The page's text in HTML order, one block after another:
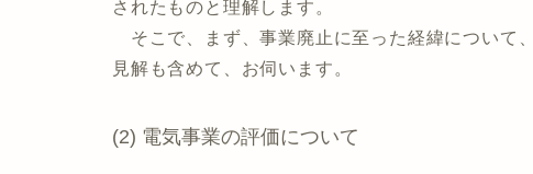
されたものと理解します。
そこで、まず、事業廃止に至った経緯について
見解も含めて、お伺います。
(2) 電気事業の評価について